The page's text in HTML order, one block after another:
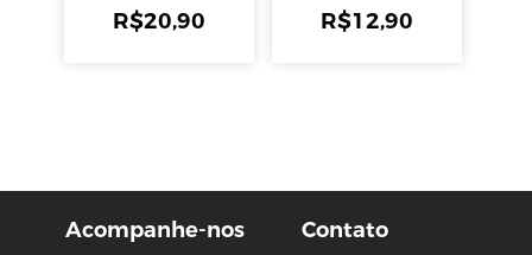
R$20,90 R$12,90
Acompanhe-nos Contato